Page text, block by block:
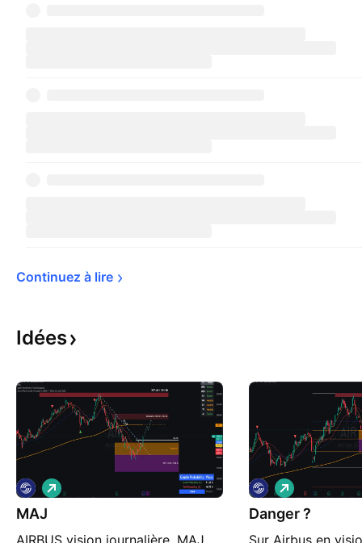
Continuez à lire
Idées
MAJ
AIRBUS vision journalière. MAJ
L
o
n
Danger ?
Sur Airbus en
L
o
n
g